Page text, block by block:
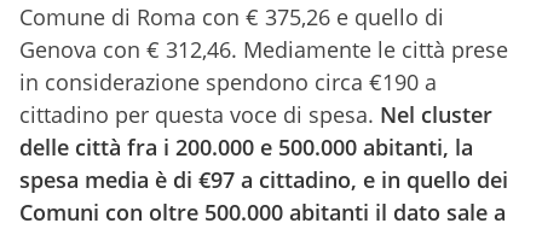
Comune di Roma con € 375,26 e quello di
Genova con € 312,46. Mediamente le città prese
in considerazione spendono circa €190 a
cittadino per questa voce di spesa. Nel cluster
delle città fra i 200.000 e 500.000 abitanti, la
spesa media è di €97 a cittadino, e in quello dei
Comuni con oltre 500.000 abitanti il dato sale a